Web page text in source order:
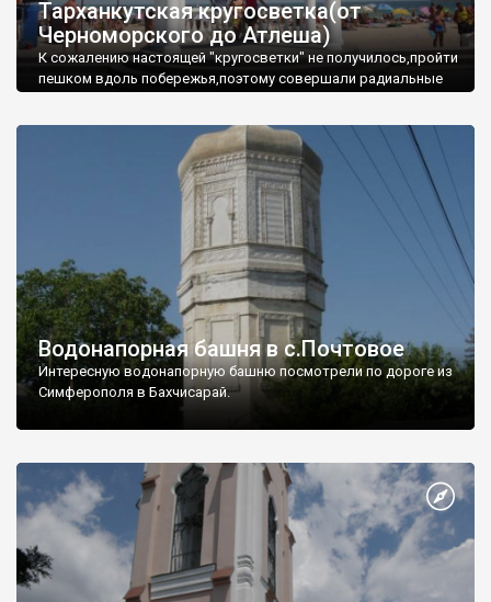
Тарханкутская кругосветка(от
Черноморского до Атлеша)
К сожалению настоящей "кругосветки" не получилось,пройти
пешком вдоль побережья,поэтому совершали радиальные
Водонапорная башня в с.Почтовое
Интересную водонапорную башню посмотрели по дороге из
Симферополя в Бахчисарай.